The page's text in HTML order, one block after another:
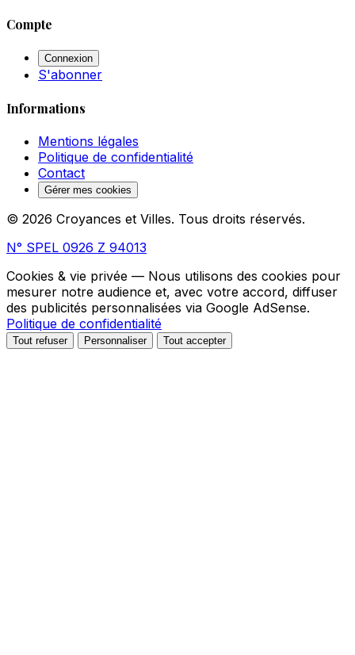
Compte
Connexion
S'abonner
Informations
Mentions légales
Politique de confidentialité
Contact
Gérer mes cookies
© 2026 Croyances et Villes. Tous droits réservés.
N° SPEL 0926 Z 94013
Cookies & vie privée — Nous utilisons des cookies pour
mesurer notre audience et, avec votre accord, diffuser
des publicités personnalisées via Google AdSense.
Politique de confidentialité
Tout refuser Personnaliser Tout accepter